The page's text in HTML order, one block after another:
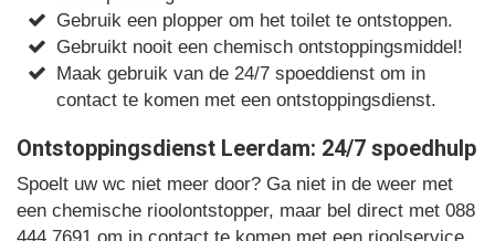
Gebruik een plopper om het toilet te ontstoppen.
Gebruikt nooit een chemisch ontstoppingsmiddel!
Maak gebruik van de 24/7 spoeddienst om in
contact te komen met een ontstoppingsdienst.
Ontstoppingsdienst Leerdam: 24/7 spoedhulp
Spoelt uw wc niet meer door? Ga niet in de weer met
een chemische rioolontstopper, maar bel direct met 088